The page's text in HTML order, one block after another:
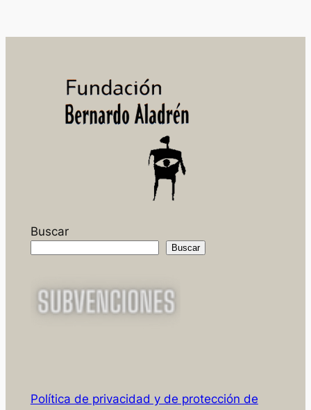
Buscar
Buscar
Política de privacidad y de protección de